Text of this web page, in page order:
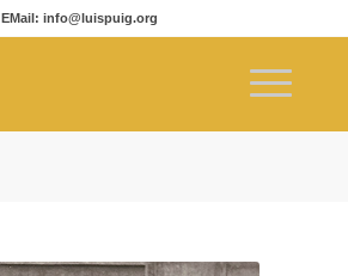
EMail: info@luispuig.org